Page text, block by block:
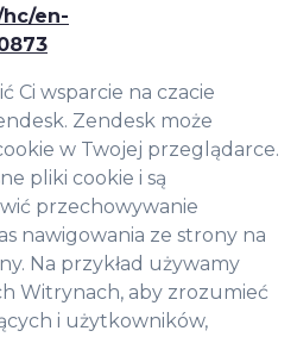
en-
Ci wsparcie na czacie
Zendesk może
w Twojej przeglądarce.
pliki cookie i są
przechowywanie
nawigowania ze strony na
Na przykład używamy
Witrynach, aby zrozumieć
i użytkowników,